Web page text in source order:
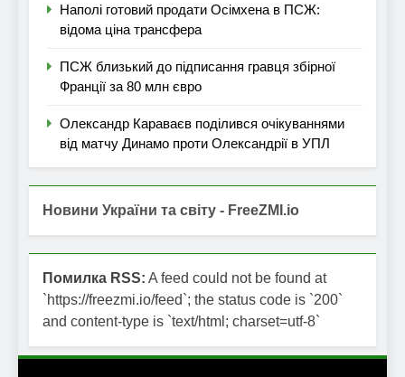
Наполі готовий продати Осімхена в ПСЖ:
відома ціна трансфера
ПСЖ близький до підписання гравця збірної
Франції за 80 млн євро
Олександр Караваєв поділився очікуваннями
від матчу Динамо проти Олександрії в УПЛ
Новини України та світу - FreeZMI.io
Помилка RSS: A feed could not be found at
`https://freezmi.io/feed`; the status code is `200`
and content-type is `text/html; charset=utf-8`